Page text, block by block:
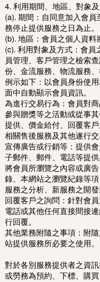
4. 利用期間、地區、對象及
(a). 期間：自同意加入會
務停止提供服務之日為止。
(b). 地區：會員之個人資料
(c). 利用對象及方式：會
員管理、客戶管理之檢索
份、金流服務、物流服務、
例示如下：以會員身份使
面中自動顯示會員資訊。
為進行交易行為：會員對
參與贈獎等之活動或從事
提供、價金給付、回覆客
相關售後服務及其他遂行交
宣傳廣告或行銷等：提供
子郵件、郵件、電話等提供
將會員所瀏覽之內容或廣
錄、本網站之瀏覽紀錄等
服務之分析、新服務之開發
回覆客戶之詢問：針對會
電話或其他任何直接間接
行回覆。
其他業務附隨之事項：附
站提供服務所必要之使用。
對於各別服務提供者之資
或勞務為預約、下標、購